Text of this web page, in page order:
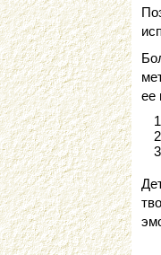
ее